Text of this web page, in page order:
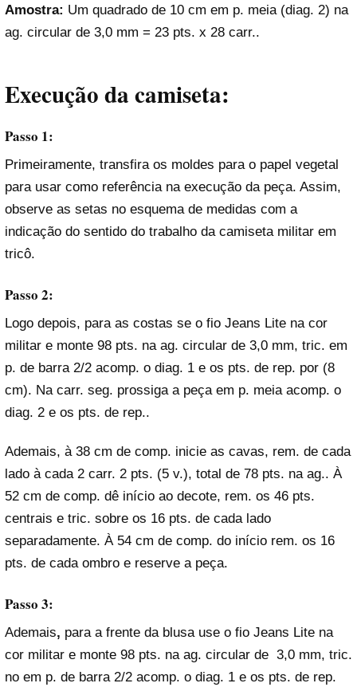
Amostra: Um quadrado de 10 cm em p. meia (diag. 2) na
ag. circular de 3,0 mm = 23 pts. x 28 carr..
Execução da camiseta:
Passo 1:
Primeiramente, transfira os moldes para o papel vegetal
para usar como referência na execução da peça. Assim,
observe as setas no esquema de medidas com a
indicação do sentido do trabalho da camiseta militar em
tricô.
Passo 2:
Logo depois, para as costas se o fio Jeans Lite na cor
militar e monte 98 pts. na ag. circular de 3,0 mm, tric. em
p. de barra 2/2 acomp. o diag. 1 e os pts. de rep. por (8
cm). Na carr. seg. prossiga a peça em p. meia acomp. o
diag. 2 e os pts. de rep..
Ademais, à 38 cm de comp. inicie as cavas, rem. de cada
lado à cada 2 carr. 2 pts. (5 v.), total de 78 pts. na ag.. À
52 cm de comp. dê início ao decote, rem. os 46 pts.
centrais e tric. sobre os 16 pts. de cada lado
separadamente. À 54 cm de comp. do início rem. os 16
pts. de cada ombro e reserve a peça.
Passo 3:
Ademais, para a frente da blusa use o fio Jeans Lite na
cor militar e monte 98 pts. na ag. circular de 3,0 mm, tric.
no em p. de barra 2/2 acomp. o diag. 1 e os pts. de rep.